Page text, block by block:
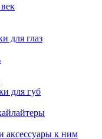
для глаз
для губ
аксессуары к ним